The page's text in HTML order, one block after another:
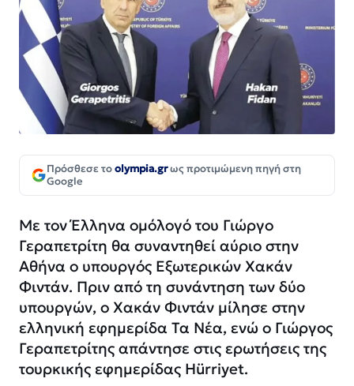
Πρόσθεσε τοolympia.grως προτιμώμενη πηγή στη
Google
Με τον Έλληνα ομόλογό του Γιώργο
Γεραπετρίτη θα συναντηθεί αύριο στην
Αθήνα ο υπουργός Εξωτερικών Χακάν
Φιντάν. Πριν από τη συνάντηση των δύο
υπουργών, ο Χακάν Φιντάν μίλησε στην
ελληνική εφημερίδα Τα Νέα, ενώ ο Γιώργος
Γεραπετρίτης απάντησε στις ερωτήσεις της
τουρκικής εφημερίδας Hürriyet.